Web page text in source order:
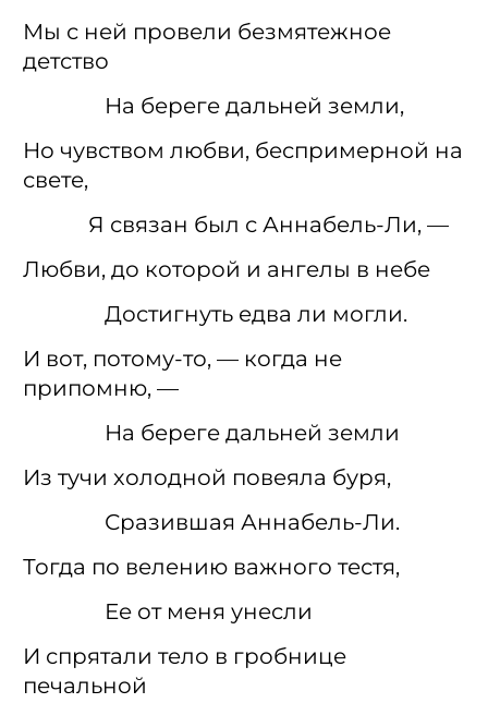
Мы с ней провели безмятежное
детство
На береге дальней земли,
Но чувством любви, беспримерной на
свете,
Я связан был с Аннабель-Ли, —
Любви, до которой и ангелы в небе
Достигнуть едва ли могли.
И вот, потому-то, — когда не
припомню, —
На береге дальней земли
Из тучи холодной повеяла буря,
Сразившая Аннабель-Ли.
Тогда по велению важного тестя,
Ее от меня унесли
И спрятали тело в гробнице
печальной